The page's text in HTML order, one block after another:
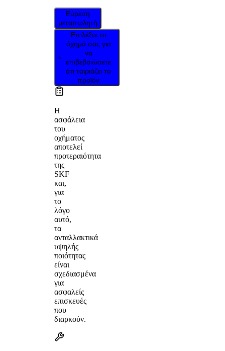
Εύρεση
μεταπωλητή
Επιλέξτε το
όχημά σας για
να
επιβεβαιώσετε
ότι ταιριάζει το
προϊόν
Η
ασφάλεια
του
οχήματος
αποτελεί
προτεραιότητα
της
SKF
και,
για
το
λόγο
αυτό,
τα
ανταλλακτικά
υψηλής
ποιότητας
είναι
σχεδιασμένα
για
ασφαλείς
επισκευές
που
διαρκούν.